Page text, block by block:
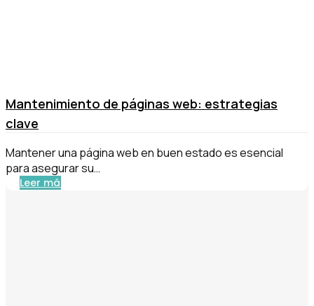
Mantenimiento de páginas web: estrategias
clave
Mantener una página web en buen estado es esencial
para asegurar su…
Leer más